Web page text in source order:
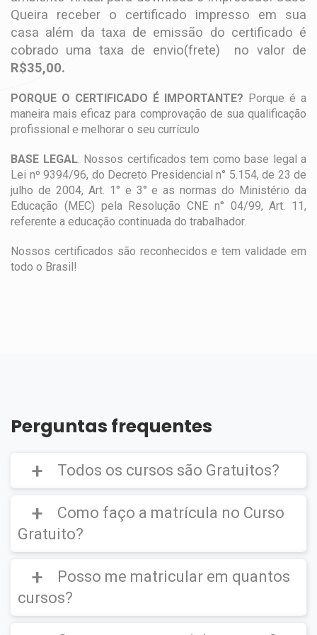
Queira receber o certificado impresso em sua
casa além da taxa de emissão do certificado é
cobrado uma taxa de envio(frete) no valor de
R$35,00.
PORQUE O CERTIFICADO É IMPORTANTE? Porque é a
maneira mais eficaz para comprovação de sua qualificação
profissional e melhorar o seu currículo
BASE LEGAL: Nossos certificados tem como base legal a
Lei nº 9394/96, do Decreto Presidencial n° 5.154, de 23 de
julho de 2004, Art. 1° e 3° e as normas do Ministério da
Educação (MEC) pela Resolução CNE n° 04/99, Art. 11,
referente a educação continuada do trabalhador.
Nossos certificados são reconhecidos e tem validade em
todo o Brasil!
Perguntas frequentes
Todos os cursos são Gratuitos?
Curso Gratuito,porém caso deseje emitir o
Certificado Digital é cobrado uma taxa de
Como faço a matrícula no Curso
Gratuito?
CLIQUE AQUI para ver um vídeo de como
efetuar a matrícula em um
Posso me matricular em quantos
cursos?